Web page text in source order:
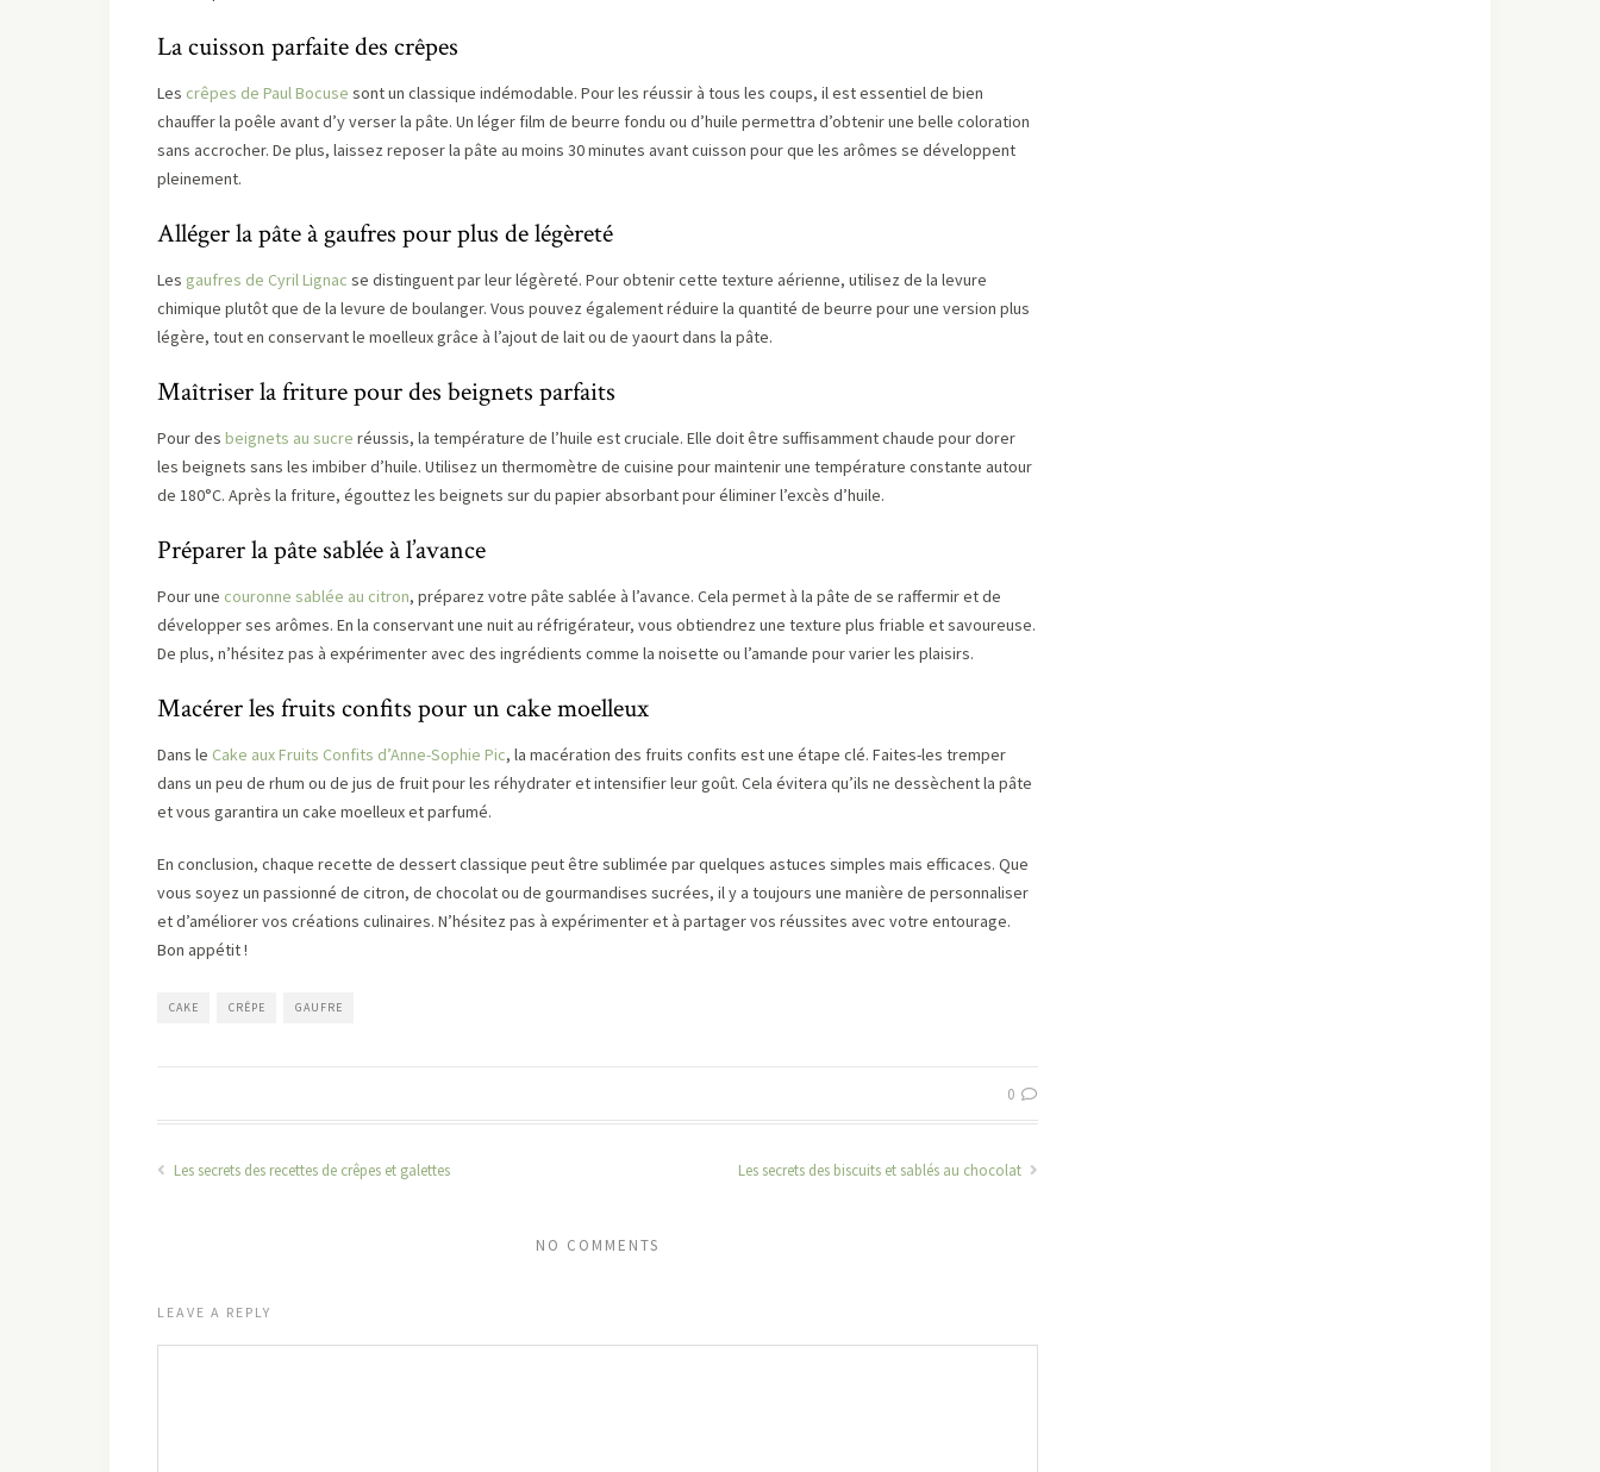
La cuisson parfaite des crêpes
Les crêpes de Paul Bocuse sont un classique indémodable. Pour les réussir à tous les coups, il est essentiel de bien
chauffer la poêle avant d’y verser la pâte. Un léger film de beurre fondu ou d’huile permettra d’obtenir une belle coloration
sans accrocher. De plus, laissez reposer la pâte au moins 30 minutes avant cuisson pour que les arômes se développent
pleinement.
Alléger la pâte à gaufres pour plus de légèreté
Les gaufres de Cyril Lignac se distinguent par leur légèreté. Pour obtenir cette texture aérienne, utilisez de la levure
chimique plutôt que de la levure de boulanger. Vous pouvez également réduire la quantité de beurre pour une version plus
légère, tout en conservant le moelleux grâce à l’ajout de lait ou de yaourt dans la pâte.
Maîtriser la friture pour des beignets parfaits
Pour des beignets au sucre réussis, la température de l’huile est cruciale. Elle doit être suffisamment chaude pour dorer
les beignets sans les imbiber d’huile. Utilisez un thermomètre de cuisine pour maintenir une température constante autour
de 180°C. Après la friture, égouttez les beignets sur du papier absorbant pour éliminer l’excès d’huile.
Préparer la pâte sablée à l’avance
Pour une couronne sablée au citron, préparez votre pâte sablée à l’avance. Cela permet à la pâte de se raffermir et de
développer ses arômes. En la conservant une nuit au réfrigérateur, vous obtiendrez une texture plus friable et savoureuse.
De plus, n’hésitez pas à expérimenter avec des ingrédients comme la noisette ou l’amande pour varier les plaisirs.
Macérer les fruits confits pour un cake moelleux
Dans le Cake aux Fruits Confits d’Anne-Sophie Pic, la macération des fruits confits est une étape clé. Faites-les tremper
dans un peu de rhum ou de jus de fruit pour les réhydrater et intensifier leur goût. Cela évitera qu’ils ne dessèchent la pâte
et vous garantira un cake moelleux et parfumé.
En conclusion, chaque recette de dessert classique peut être sublimée par quelques astuces simples mais efficaces. Que
vous soyez un passionné de citron, de chocolat ou de gourmandises sucrées, il y a toujours une manière de personnaliser
et d’améliorer vos créations culinaires. N’hésitez pas à expérimenter et à partager vos réussites avec votre entourage.
Bon appétit !
CAKE CRÊPE GAUFRE
0
Les secrets des recettes de crêpes et galettes Les secrets des biscuits et sablés au chocolat
NO COMMENTS
LEAVE A REPLY